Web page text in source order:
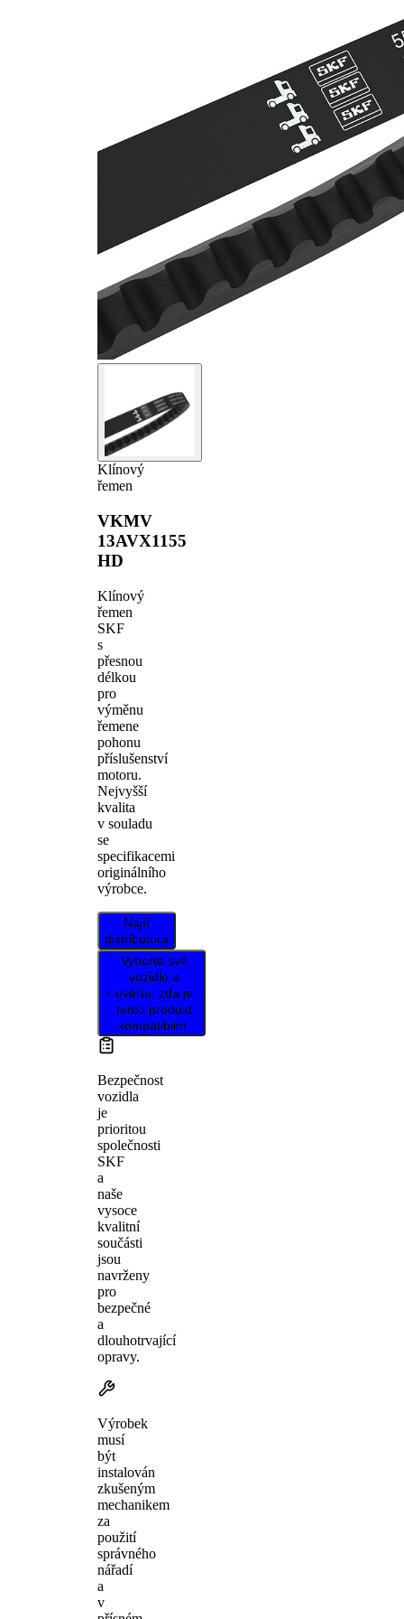
Klínový
řemen
VKMV
13AVX1155
HD
Klínový
řemen
SKF
s
přesnou
délkou
pro
výměnu
řemene
pohonu
příslušenství
motoru.
Nejvyšší
kvalita
v souladu
se
specifikacemi
originálního
výrobce.
Najít
distributora
Vyberte své
vozidlo a
ověřte, zda je
tento produkt
kompatibilní.
Bezpečnost
vozidla
je
prioritou
společnosti
SKF
a
naše
vysoce
kvalitní
součásti
jsou
navrženy
pro
bezpečné
a
dlouhotrvající
opravy.
Výrobek
musí
být
instalován
zkušeným
mechanikem
za
použití
správného
nářadí
a
v